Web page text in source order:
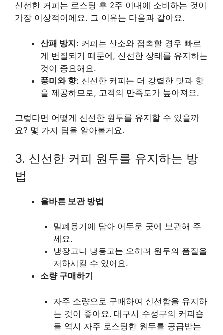
신선한 커피는 로스팅 후 2주 이내에 소비하는 것이
가장 이상적이에요. 그 이유는 다음과 같아요.
산패 방지: 커피는 산소와 접촉할 경우 빠르
게 변질되기 때문에, 신선한 상태를 유지하는
것이 중요해요.
풍미와 향: 신선한 커피는 더 강렬한 맛과 향
을 제공하므로, 고객의 만족도가 높아져요.
그렇다면 어떻게 신선한 원두를 유지할 수 있을까
요? 몇 가지 팁을 알아볼게요.
3. 신선한 커피 원두를 유지하는 방
법
올바른 보관 방법
밀폐용기에 담아 어두운 곳에 보관해 주
세요.
냉장고나 냉동고는 오히려 원두의 품질을
저하시킬 수 있어요.
소량 구매하기
자주 소량으로 구매하여 신선함을 유지하
는 것이 좋아요. 대구시 수성구의 커피숍
들 역시 자주 로스팅한 원두를 공급받는